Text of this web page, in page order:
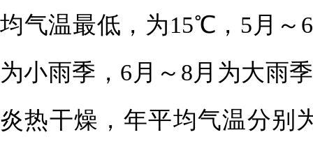
均气温最低，为15℃，5月～
为小雨季，6月～8月为大雨
炎热干燥，年平均气温分别